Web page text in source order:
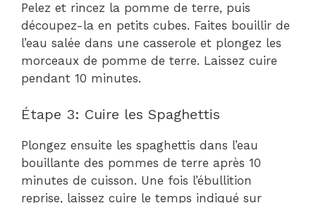
Pelez et rincez la pomme de terre, puis
découpez-la en petits cubes. Faites bouillir de
l’eau salée dans une casserole et plongez les
morceaux de pomme de terre. Laissez cuire
pendant 10 minutes.
Étape 3: Cuire les Spaghettis
Plongez ensuite les spaghettis dans l’eau
bouillante des pommes de terre après 10
minutes de cuisson. Une fois l’ébullition
reprise, laissez cuire le temps indiqué sur